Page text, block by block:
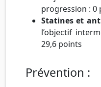
progression : 0
Statines et
l’objectif
29,6 points
Prévention :